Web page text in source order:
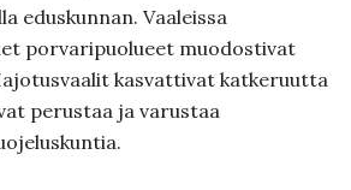
eduskunnan. Vaaleissa
porvaripuolueet muodostivat
kasvattivat katkeruutta
perustaa ja varustaa